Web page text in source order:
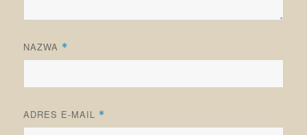
NAZWA *
ADRES E-MAIL *